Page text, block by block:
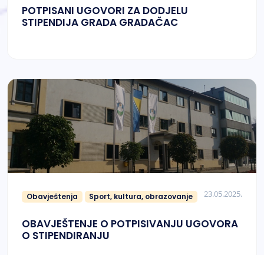
POTPISANI UGOVORI ZA DODJELU
STIPENDIJA GRADA GRADAČAC
Obavještenja Sport, kultura, obrazovanje 23.05.2025.
OBAVJEŠTENJE O POTPISIVANJU UGOVORA
O STIPENDIRANJU